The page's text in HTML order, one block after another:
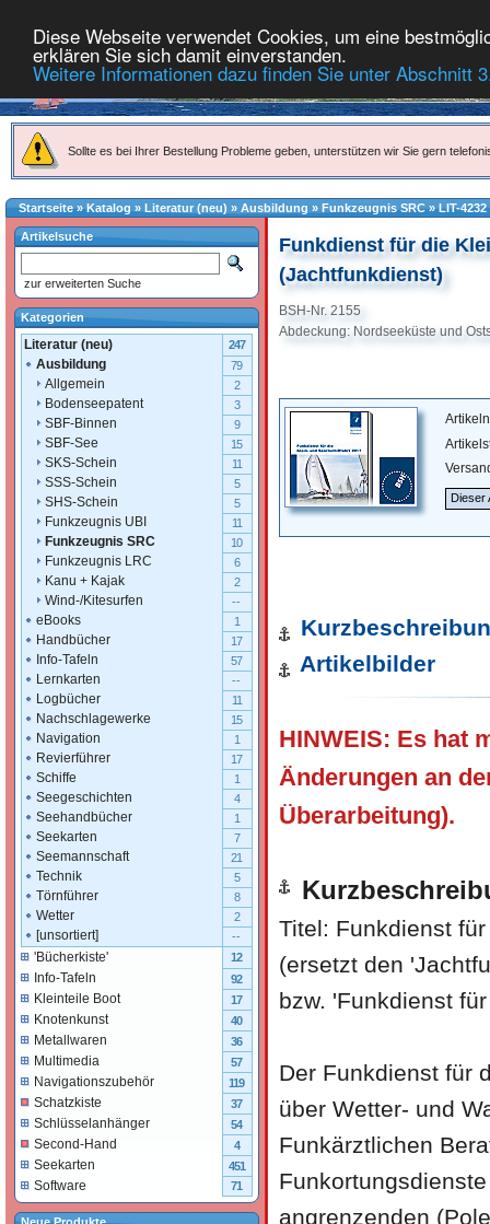
Diese Webseite verwendet Cookies, um eine
erklären Sie sich damit einverstanden.
Weitere Informationen dazu finden Sie unter Abschnitt
Sollte es bei Ihrer Bestellung Probleme geben, unterstützen wir Sie gern
Startseite»Katalog » Literatur (neu) » Ausbildung » Funkzeugnis SRC»LIT-4232
Funkdienst für die
(Jachtfunkdienst)
BSH-Nr. 2155
Abdeckung: Nordseeküste und
Dieser
Artikelbilder
HINWEIS: Es hat
Änderungen an
Überarbeitung).
Titel: Funkdienst
(ersetzt den
bzw. 'Funkdienst
Der Funkdienst für
über Wetter- und
Funkärztlichen
angrenzenden
Artikelsuche
zur erweiterten Suche
Kategorien
Literatur (neu) 247
Ausbildung 79
Allgemein 2
Bodenseepatent 3
SBF-Binnen 9
SBF-See 15
SKS-Schein 11
SSS-Schein 5
SHS-Schein 5
Funkzeugnis UBI 11
Funkzeugnis SRC 10
Funkzeugnis LRC 6
Kanu + Kajak 2
Wind-/Kitesurfen --
eBooks 1
Handbücher 17
Info-Tafeln 57
Lernkarten --
Logbücher 11
Nachschlagewerke 15
Navigation 1
Revierführer 17
Schiffe 1
Seegeschichten 4
Seehandbücher 1
Seekarten 7
Seemannschaft 21
Technik 5
Törnführer 8
Wetter 2
[unsortiert] --
'Bücherkiste' 12
Info-Tafeln 92
Kleinteile Boot 17
Knotenkunst 40
Metallwaren 36
Multimedia 57
Navigationszubehör 119
Schatzkiste 37
Schlüsselanhänger 54
Second-Hand 4
Seekarten 451
Software 71